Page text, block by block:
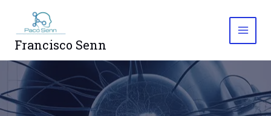
contenido
Francisco Senn